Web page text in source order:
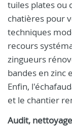
tuiles plates ou
chatières pour
techniques
recours
zingueurs
bandes en zinc
Enfin,
et le chantier
Audit,